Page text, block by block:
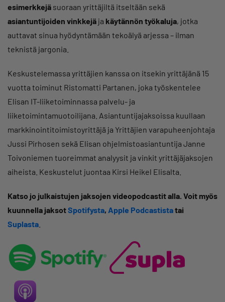
esimerkkejä suoraan yrittäjiltä itseltään sekä
asiantuntijoiden vinkkejä ja käytännön työkaluja, jotka
auttavat sinua hyödyntämään tekoälyä arjessa – ilman
teknistä jargonia.
Keskustelemassa yrittäjien kanssa on itsekin yrittäjänä 15
vuotta toiminut Ristomatti Partanen, joka työskentelee
Elisan IT-liiketoiminnassa palvelu- ja
liiketoimintamuotoilijana. Asiantuntijajaksoissa kuullaan
markkinointitoimistoyrittäjä ja Yrittäjien varapuheenjohtaja
Jussi Pirhosen sekä Elisan ohjelmistoasiantuntija Janne
Toivoniemen tuoreimmat analyysit ja vinkit yrittäjäjaksojen
aiheista. Keskustelut juontaa Kirsi Heikel Elisalta.
Katso jo julkaistujen jaksojen videopodcastit alla. Voit myös
kuunnella jaksotSpotifysta, Apple Podcastistatai
Suplasta